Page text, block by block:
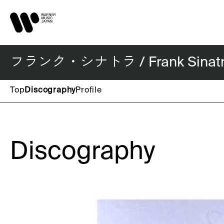
フランク・シナトラ / Frank
Top DiscographyProfile
Discography